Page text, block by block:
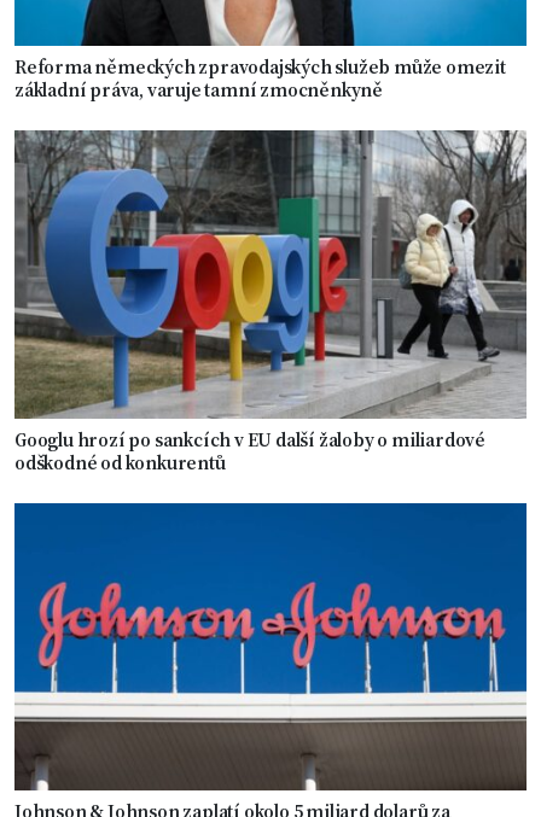
Reforma německých zpravodajských služeb může omezit
základní práva, varuje tamní zmocněnkyně
Googlu hrozí po sankcích v EU další žaloby o miliardové
odškodné od konkurentů
Johnson & Johnson zaplatí okolo 5 miliard dolarů za